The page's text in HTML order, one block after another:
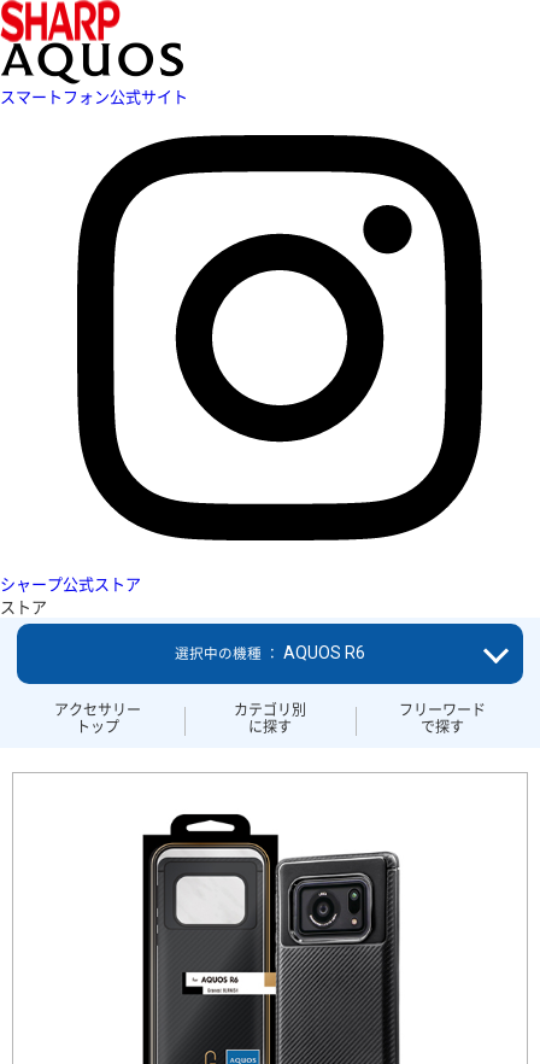
スマートフォン公式サイト
シャープ公式ストア
ストア
アクセサリー
トップ
カテゴリ別
に探す
フリーワード
で探す
選択中の機種 ： AQUOS R6